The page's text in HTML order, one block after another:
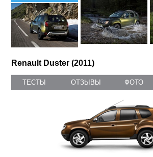
Renault Duster (2011)
ТЕСТЫ ОТЗЫВЫ ФОТО